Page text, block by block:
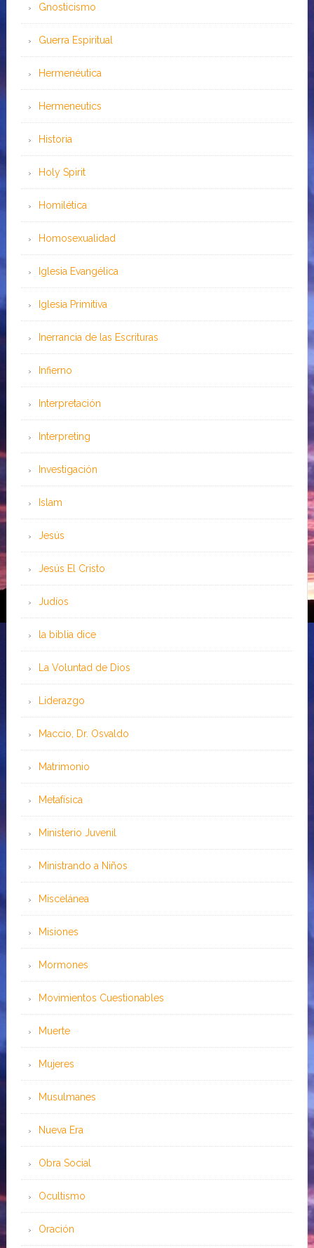
Gnosticismo
Guerra Espiritual
Hermenéutica
Hermeneutics
Historia
Holy Spirit
Homilética
Homosexualidad
Iglesia Evangélica
Iglesia Primitiva
Inerrancia de las Escrituras
Infierno
Interpretación
Interpreting
Investigación
Islam
Jesús
Jesús El Cristo
Judíos
la biblia dice
La Voluntad de Dios
Liderazgo
Maccio, Dr. Osvaldo
Matrimonio
Metafísica
Ministerio Juvenil
Ministrando a Niños
Miscelánea
Misiones
Mormones
Movimientos Cuestionables
Muerte
Mujeres
Musulmanes
Nueva Era
Obra Social
Ocultismo
Oración